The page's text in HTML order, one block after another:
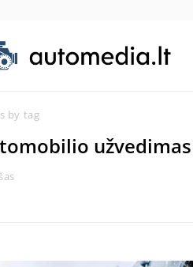
by tag
užvedimas